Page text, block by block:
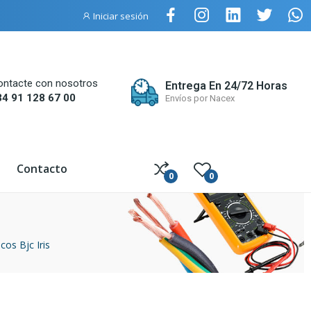
Iniciar sesión
con nosotros
91 128 67 00
Entrega En 24/72 Horas
Envíos por Nacex
Contacto 0 0
Bjc Iris